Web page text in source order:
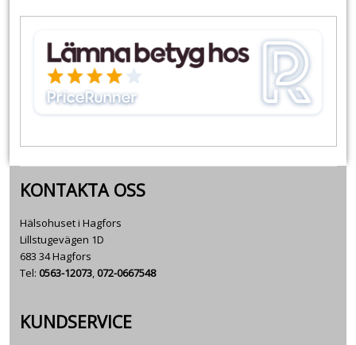
KONTAKTA OSS
Hälsohuset i Hagfors
Lillstugevägen 1D
683 34 Hagfors
Tel: 0563-12073, 072-0667548
KUNDSERVICE